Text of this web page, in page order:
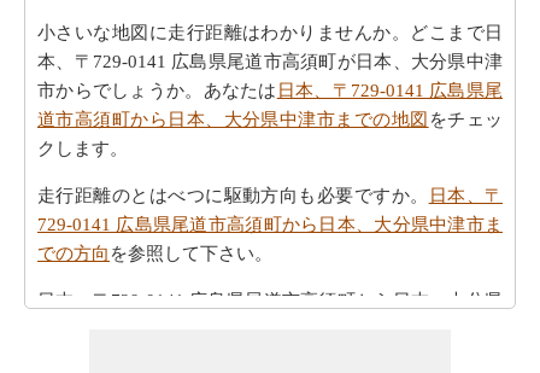
小さいな地図に走行距離はわかりませんか。どこまで日
本、〒729-0141 広島県尾道市高須町が日本、大分県中津
市からでしょうか。あなたは 日本、〒729-0141 広島県尾
道市高須町から日本、大分県中津市までの地図 をチェッ
クします。
走行距離のとはべつに駆動方向も必要ですか。
日本、〒
729-0141 広島県尾道市高須町から日本、大分県中津市ま
での方向 を参照して下さい。
日本、〒729-0141 広島県尾道市高須町から日本、大分県